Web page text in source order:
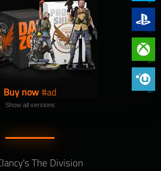
Xbox
Buy now
Show all versions
The Division